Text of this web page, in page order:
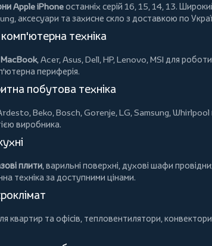
Apple iPhoneостанніх серій 16, 15, 14, 13.
аксесуари тазахисне скло з доставкою по
техніка
,Acer,Asus,Dell,HP,Lenovo,MSI для
периферія.
побутова техніка
,Beko,Bosch,Gorenje,LG,Samsung,Whirlpool
виробника.
плити, варильні поверхні, духові шафи
техніка за доступними цінами.
квартир та офісів, тепловентилятори,конвектори